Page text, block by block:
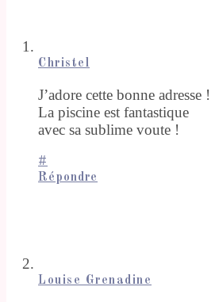
Christel
J’adore cette bonne adresse !
La piscine est fantastique
avec sa sublime voute !
#
Répondre
Louise Grenadine